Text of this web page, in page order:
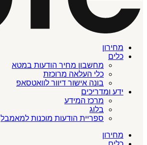
מחירון
כלים
מחשבון מחיר הודעות במטא
כלי העלאה מרוכזת
בונה אישור דיוור לוואטסאפ
ידע ומדריכים
מרכז המידע
בלוג
ספריית הודעות מוכנות למאמבל
מחירון